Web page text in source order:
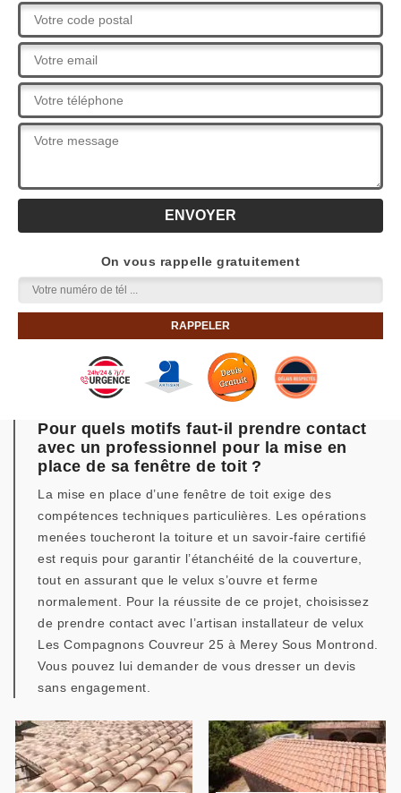
On vous rappelle gratuitement
Pour quels motifs faut-il prendre contact
avec un professionnel pour la mise en
place de sa fenêtre de toit ?
La mise en place d’une fenêtre de toit exige des
compétences techniques particulières. Les opérations
menées toucheront la toiture et un savoir-faire certifié
est requis pour garantir l’étanchéité de la couverture,
tout en assurant que le velux s’ouvre et ferme
normalement. Pour la réussite de ce projet, choisissez
de prendre contact avec l’artisan installateur de velux
Les Compagnons Couvreur 25 à Merey Sous Montrond.
Vous pouvez lui demander de vous dresser un devis
sans engagement.